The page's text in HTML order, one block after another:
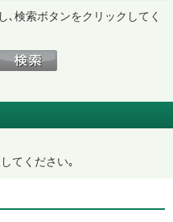
､検索ボタンをクリックしてく
てください｡